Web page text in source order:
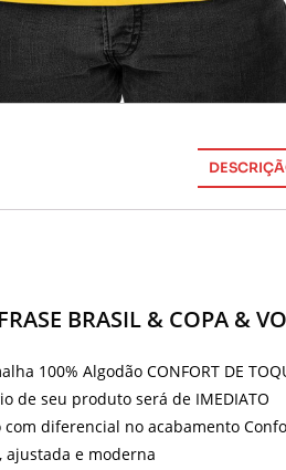
BRASIL & COPA &
100% Algodão CONFORT DE
de seu produto será de IMEDIATO
com diferencial no acabamento
ajustada e moderna